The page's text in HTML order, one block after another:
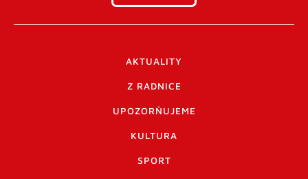
AKTUALITY
Z RADNICE
UPOZORŇUJEME
KULTURA
SPORT